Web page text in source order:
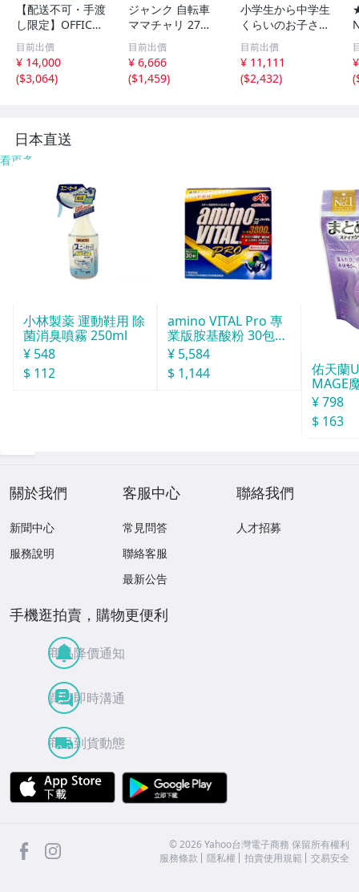
【配送不可・手渡
し限定】OFFICE
PRESS CM 460m
m 自転車
目前出價
¥ 14,000
($3,064)
ジャンク 自転車
ママチャリ 27イ
ンチ ６段ギア 黒
手渡し限定 配達
可能 千葉
目前出價
¥ 6,666
($1,459)
小学生から中学生
くらいのお子さん
に☆自転車 CO
NTINENTE 698
シティクロスバイ
ク
目前出價
¥ 11,111
($2,432)
(
日本直送
看更多
小林製薬 運動鞋用 除
菌消臭噴霧 250ml
¥ 548
$ 112
amino VITAL Pro 專
業版胺基酸粉 30包獨
立包裝
¥ 5,584
$ 1,144
佑天蘭
MAGE
型 白色
¥ 798
$ 163
關於我們
新聞中心
服務說明
客服中心
常見問答
聯絡客服
最新公告
聯絡我們
人才招募
手機逛拍賣，購物更便利
商品降價通知
買賣即時溝通
商品到貨動態
APP Store
facebook ©2026 Yahoo台灣電子商務 保留所有權利
服務條款
隱私權 拍賣使用規範 交易安全